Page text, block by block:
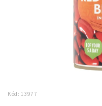
Kód: 13977